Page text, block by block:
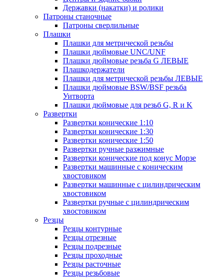
Державки (накатки) и ролики
Патроны станочные
Патроны сверлильные
Плашки
Плашки для метрической резьбы
Плашки дюймовые UNC/UNF
Плашки дюймовые резьба G ЛЕВЫЕ
Плашкодержатели
Плашки для метрической резьбы ЛЕВЫЕ
Плашки дюймовые BSW/BSF резьба
Уитворта
Плашки дюймовые для резьб G, R и K
Развертки
Развертки конические 1:10
Развертки конические 1:30
Развертки конические 1:50
Развертки ручные разжимные
Развертки конические под конус Морзе
Развертки машинные с коническим
хвостовиком
Развертки машинные с цилиндрическим
хвостовиком
Развертки ручные с цилиндрическим
хвостовиком
Резцы
Резцы контурные
Резцы отрезные
Резцы подрезные
Резцы проходные
Резцы расточные
Резцы резьбовые